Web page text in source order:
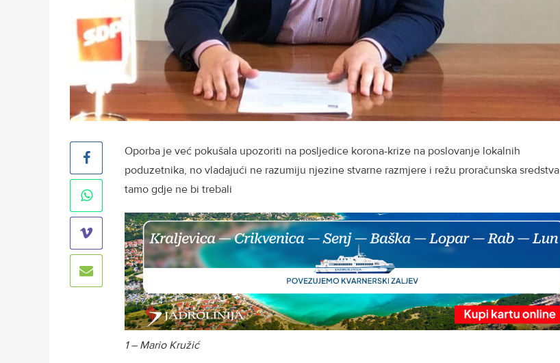
Oporba je već pokušala upozoriti na posljedice korona-krize na poslovanje lokalnih
poduzetnika, no vladajući ne razumiju njezine stvarne razmjere i režu proračunska sredstva
tamo gdje ne bi trebali
1 – Mario Kružić